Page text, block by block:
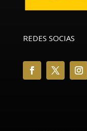
REDES SOCIAS